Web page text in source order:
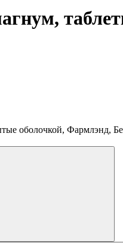
оболочкой, Фармлэнд,